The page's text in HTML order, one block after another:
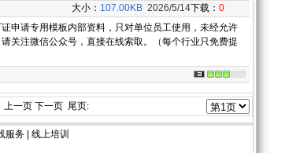
大小： 107.00KB 2026/5/14下载： 0
申请专用模板内部资料，只对单位员工使用，未经允许
关注微信公众号，直接在线索取。（每个行业只免费提
上一页 下一页 尾页:
服务| 线上培训